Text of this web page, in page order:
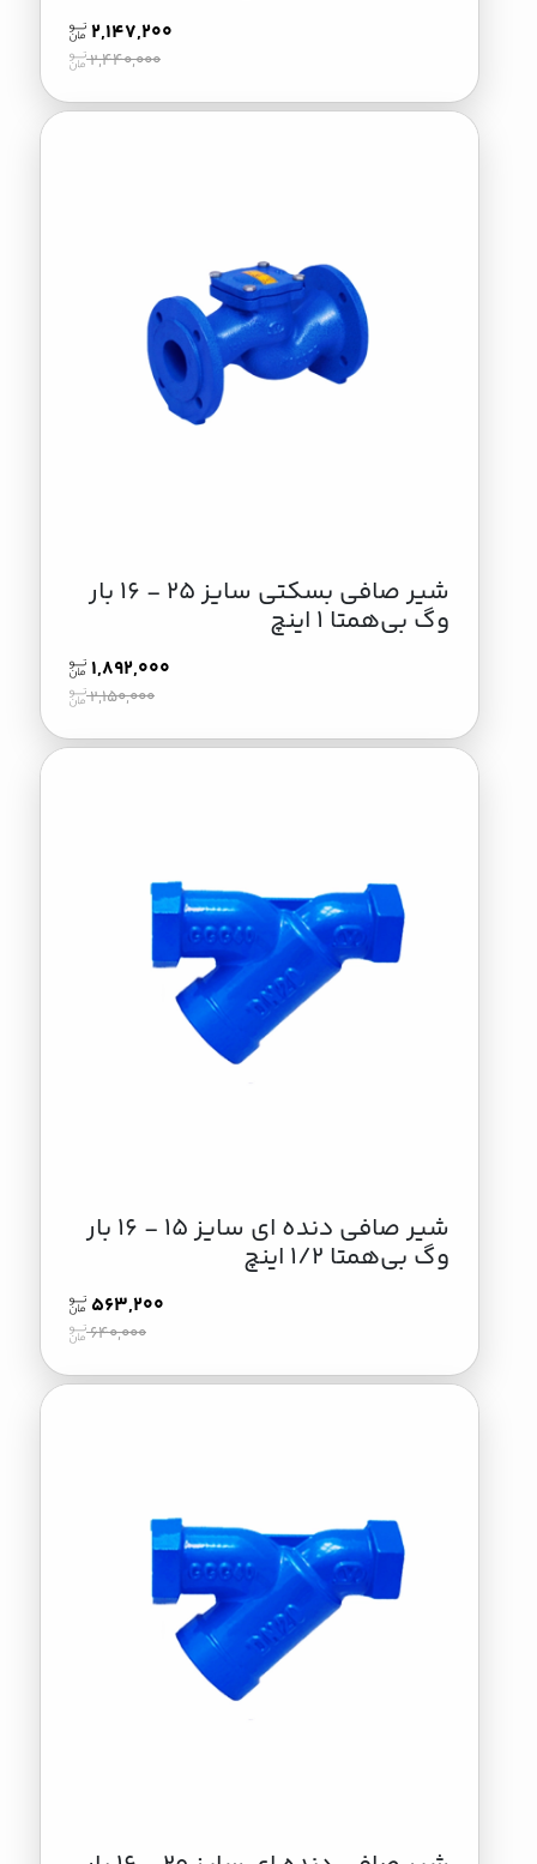
2,147,200
2,440,000
شیر صافی بسکتی سایز 25 - 16 بار
وگ بی‌همتا 1 اینچ
1,892,000
2,150,000
شیر صافی دنده ای سایز 15 - 16 بار
وگ بی‌همتا 1/2 اینچ
563,200
640,000